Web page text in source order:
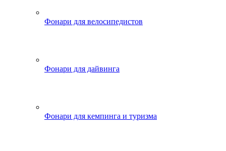
Фонари для велосипедистов
Фонари для дайвинга
Фонари для кемпинга и туризма